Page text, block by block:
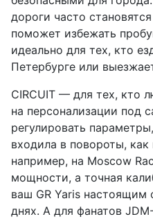
дороги часто
поможет избежать
идеально для тех, кто
Петербурге или
CIRCUIT — для тех, кто
на персонализации под
регулировать
входила в повороты,
например, на Moscow
мощности, а точная
ваш GR Yaris настоящим
днях. А для фанатов